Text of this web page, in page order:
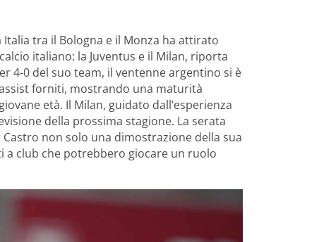
tra il Bologna e il Monza ha attirato
italiano: la Juventus e il Milan, riporta
4-0 del suo team, il ventenne argentino si è
forniti, mostrando una maturità
età. Il Milan, guidato dall’esperienza
della prossima stagione. La serata
non solo una dimostrazione della sua
club che potrebbero giocare un ruolo